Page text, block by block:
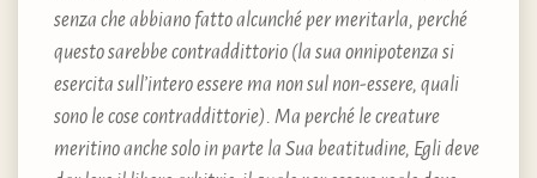
senza che abbiano fatto alcunché per meritarla, perché
questo sarebbe contraddittorio (la sua onnipotenza si
esercita sull’intero essere ma non sul non-essere, quali
sono le cose contraddittorie). Ma perché le creature
meritino anche solo in parte la Sua beatitudine, Egli deve